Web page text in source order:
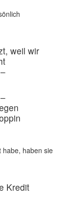
weil wir
habe, haben sie
Kredit